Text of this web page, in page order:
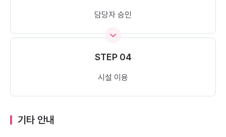
담당자 승인
STEP 04
시설 이용
기타 안내